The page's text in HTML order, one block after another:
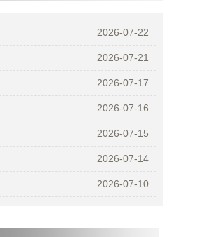
2026-07-22
2026-07-21
2026-07-17
2026-07-16
2026-07-15
2026-07-14
2026-07-10